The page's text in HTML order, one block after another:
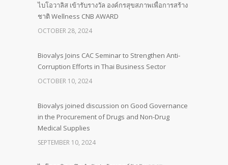
ไบโอวาลิส เข้ารับรางวัล องค์กรสุขสภาพเพื่อการสร้าง
ชาติ Wellness CNB AWARD
OCTOBER 28, 2024
Biovalys Joins CAC Seminar to Strengthen Anti-
Corruption Efforts in Thai Business Sector
OCTOBER 10, 2024
Biovalys joined discussion on Good Governance
in the Procurement of Drugs and Non-Drug
Medical Supplies
SEPTEMBER 10, 2024